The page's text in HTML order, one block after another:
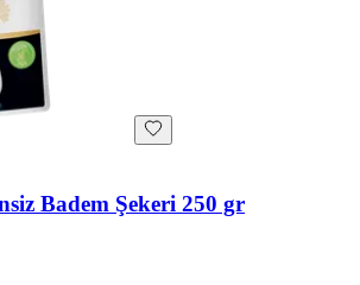
Badem Şekeri 250 gr